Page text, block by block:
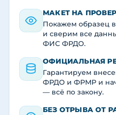
МАКЕТ НА
Покажем образец
и сверим все
ФИС ФРДО.
ОФИЦИАЛЬНАЯ
Гарантируем
ФРДО и ФРМР и
— всё по закону.
БЕЗ ОТРЫВА ОТ